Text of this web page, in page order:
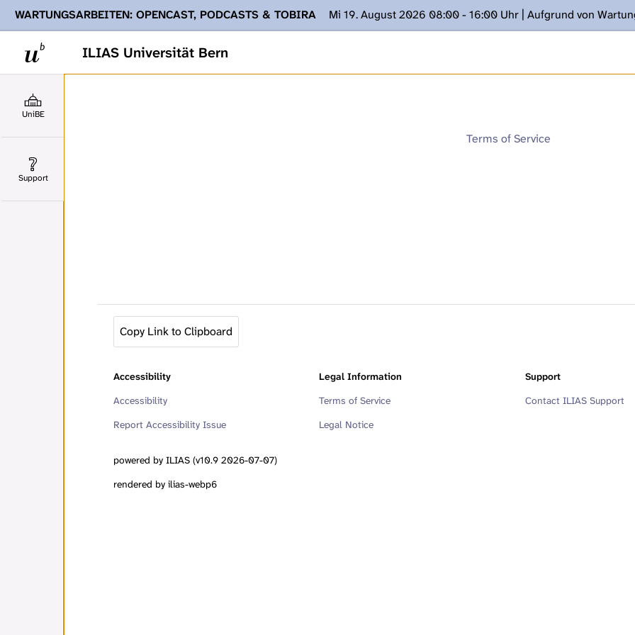
ILIAS Universität Bern
WARTUNGSARBEITEN: OPENCAST, PODCASTS & TOBIRA
Mi 19. August 2026 08:00 - 16:00 Uhr | Aufgrund von
Ihnen Podcasts, Opencast-Videos und Tobira nicht zur Verfügung stehen. Kontakt: www.podcast.unibe.ch
UniBE
Support
Terms of Service
Copy Link to Clipboard
Accessibility
Accessibility
Report Accessibility Issue
Legal Information
Terms of Service
Legal Notice
Support
Contact ILIAS Support
powered by ILIAS (v10.9 2026-07-07)
rendered by ilias-webp6